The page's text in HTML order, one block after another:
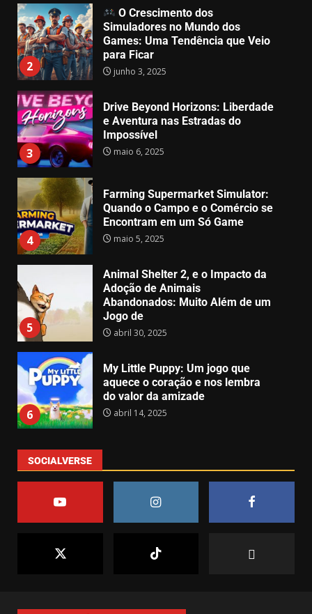
2
O Crescimento dos
Simuladores no Mundo dos
Games: Uma Tendência que Veio
para Ficar
junho 3, 2025
3
Drive Beyond Horizons: Liberdade
e Aventura nas Estradas do
Impossível
maio 6, 2025
4
Farming Supermarket Simulator:
Quando o Campo e o Comércio se
Encontram em um Só Game
maio 5, 2025
5
Animal Shelter 2, e o Impacto da
Adoção de Animais
Abandonados: Muito Além de um
Jogo de
abril 30, 2025
6
My Little Puppy: Um jogo que
aquece o coração e nos lembra
do valor da amizade
abril 14, 2025
Catálogo da Microsoft Está
SOCIALVERSE